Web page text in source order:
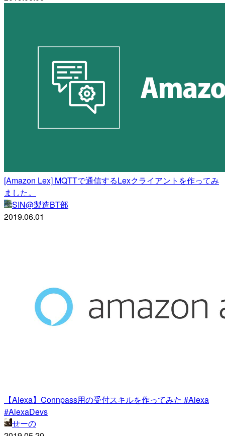
[Amazon Lex] MQTTで通信するLexクライアントを作ってみ
ました。
SIN@製造BT部
2019.06.01
【Alexa】Connpass用の受付スキルを作ってみた #Alexa
#AlexaDevs
せーの